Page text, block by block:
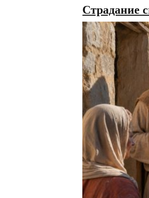
Страдание